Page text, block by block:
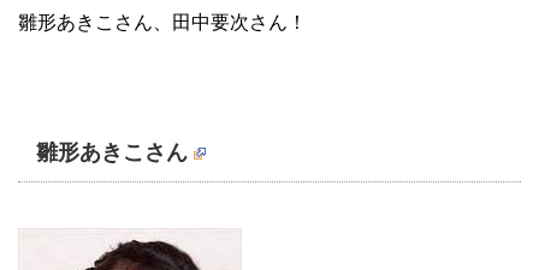
雛形あきこさん、田中要次さん！
雛形あきこさん